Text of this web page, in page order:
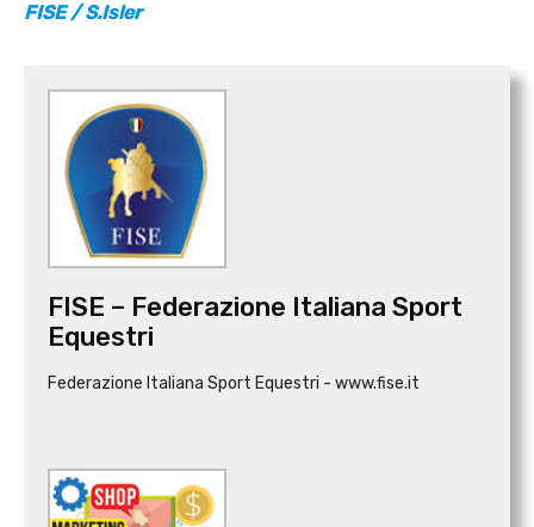
FISE / S.Isler
FISE – Federazione Italiana Sport
Equestri
Federazione Italiana Sport Equestri - www.fise.it